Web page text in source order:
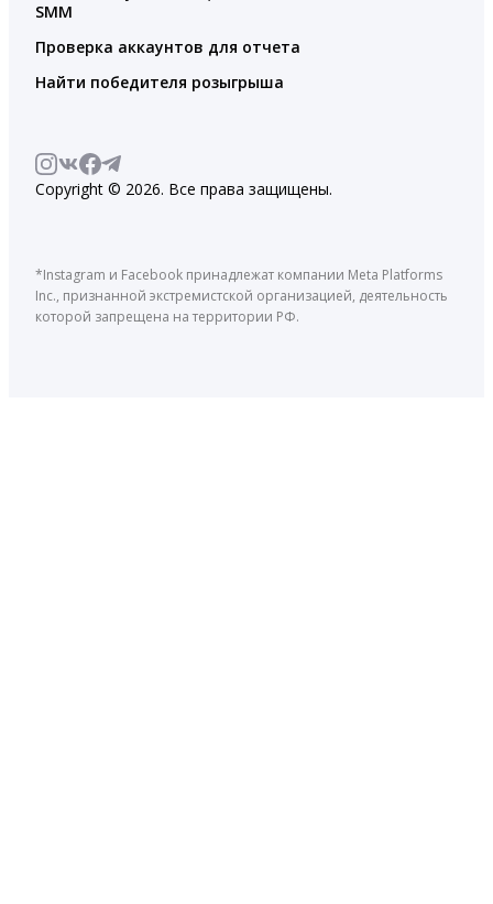
SMM
Проверка аккаунтов для отчета
Найти победителя розыгрыша
Copyright © 2026. Все права защищены.
*Instagram и Facebook принадлежат компании Meta Platforms
Inc., признанной экстремистской организацией, деятельность
которой запрещена на территории РФ.